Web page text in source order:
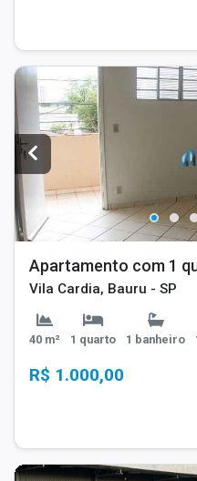
Apartamento com 1
Vila Cardia, Bauru - SP
40 m² 1 quarto 1 banheiro
R$ 1.000,00